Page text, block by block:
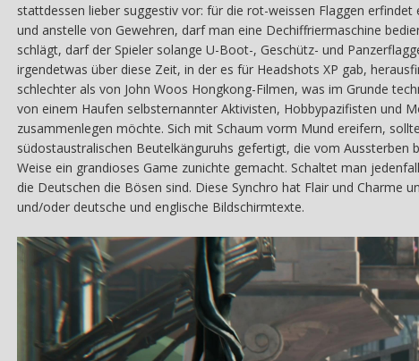
stattdessen lieber suggestiv vor: für die rot-weissen Flaggen
und anstelle von Gewehren, darf man eine Dechiffriermaschine
schlägt, darf der Spieler solange U-Boot-, Geschütz- und
irgendetwas über diese Zeit, in der es für Headshots XP gab,
schlechter als von John Woos Hongkong-Filmen, was im Grunde
von einem Haufen selbsternannter Aktivisten, Hobbypazifisten und
zusammenlegen möchte. Sich mit Schaum vorm Mund ereifern,
südostaustralischen Beutelkänguruhs gefertigt, die vom
Weise ein grandioses Game zunichte gemacht. Schaltet man
die Deutschen die Bösen sind. Diese Synchro hat Flair und Charme
und/oder deutsche und englische Bildschirmtexte.